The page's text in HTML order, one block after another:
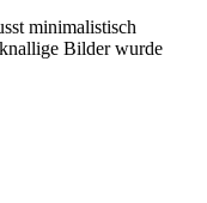
minimalistisch
Bilder wurde